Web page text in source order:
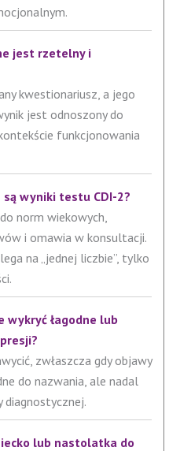
jest rzetelny i
kwestionariusz, a jego
jest odnoszony do
funkcjonowania
wyniki testu CDI-2?
norm wiekowych,
i omawia w konsultacji.
na „jednej liczbie”, tylko
wykryć łagodne lub
zwłaszcza gdy objawy
do nazwania, ale nadal
lub nastolatka do